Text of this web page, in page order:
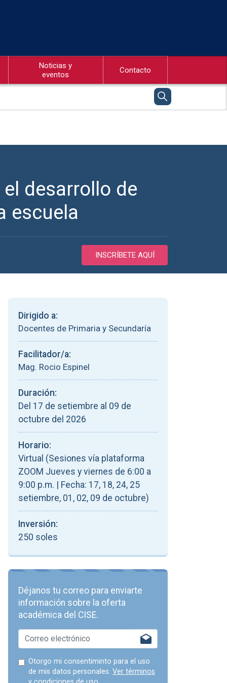
Noticias y
eventos
Contacto
desarrollo de
escuela
INSCRÍBETE AQUÍ
Dirigido a:
Docentes de Primaria y Secundaría
Facilitador/a:
Mag. Rocio Espinel
Duración:
Del 17 de setiembre al 09 de
octubre del 2026
Horario:
Virtual (Sesiones vía plataforma
ZOOM Jueves y viernes de 6:00 a
9:00 p.m. | Fecha: 17, 18, 24, 25
setiembre, 01, 02, 09 de octubre)
Inversión:
250 soles
Déjanos tu correo para enviarte
información sobre la oferta
académica del CISE.
Otorgo mi consentiminto para el uso
de mis datos personales. Ver términos